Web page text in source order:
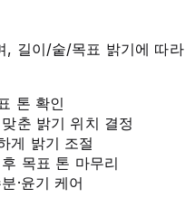
, 길이/숱/목표 밝기에 따라
톤 확인
춘 밝기 위치 결정
게 밝기 조절
목표 톤 마무리
·윤기 케어